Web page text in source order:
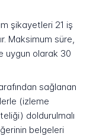
şikayetleri 21 iş
Maksimum süre,
uygun olarak 30
sağlanan
(izleme
doldurulmalı
belgeleri